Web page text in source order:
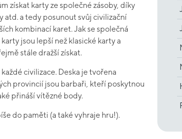
získat karty ze společné zásoby, díky
atd. a tedy posunout svůj civilizační
kombinací karet. Jak se společná
jsou lepší než klasické karty a
stále dražší získat.
civilizace. Deska je tvořena
provincií jsou barbaři, kteří poskytnou
přináší vítězné body.
do paměti (a také vyhraje hru!).